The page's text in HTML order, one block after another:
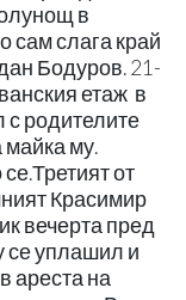
в
сам слага край
Бодуров. 21-
етаж в
родителите
майка му.
от
Красимир
вечерта пред
се уплашил и
ареста на